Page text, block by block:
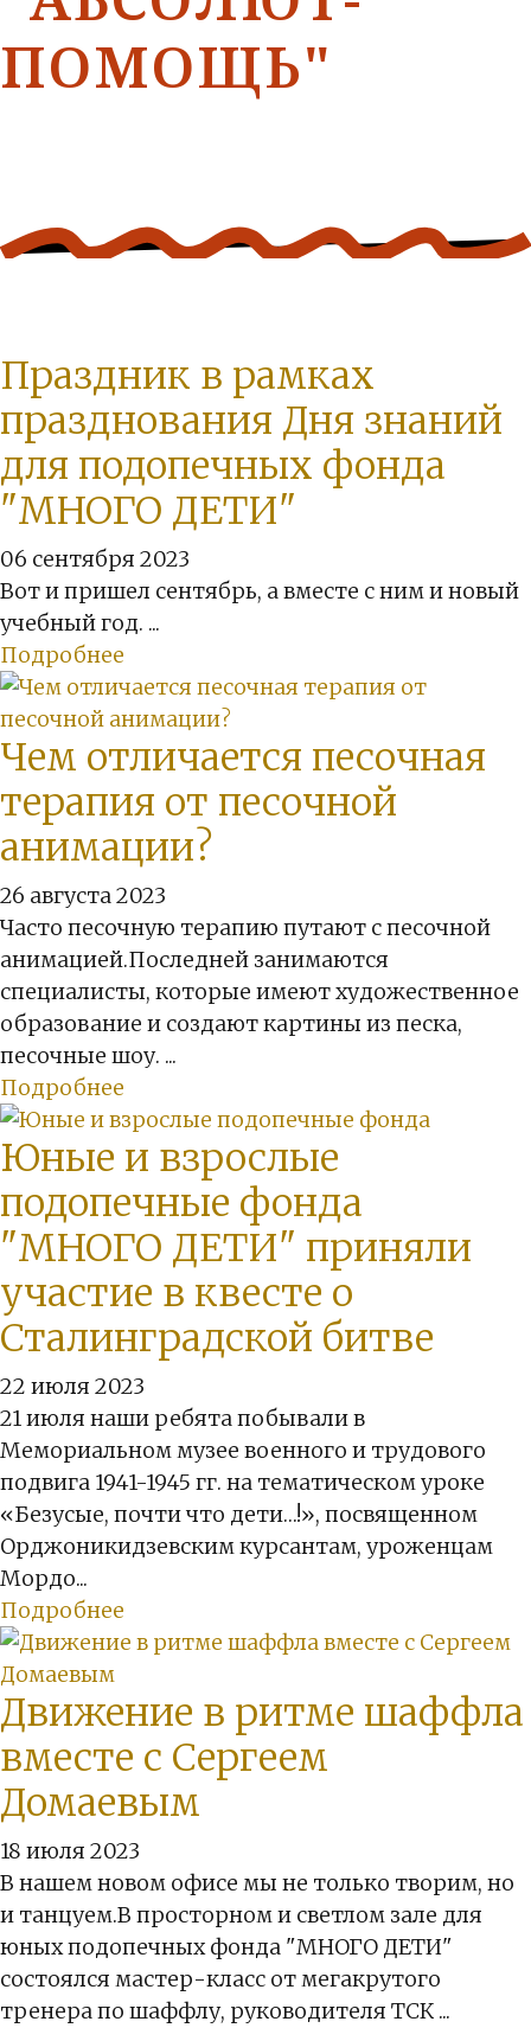
ПОМОЩЬ"
Праздник в рамках
празднования Дня знаний
для подопечных фонда
"МНОГО ДЕТИ"
06 сентября 2023
Вот и пришел сентябрь, а вместе с ним и новый
учебный год. ...
Подробнее
Чем отличается песочная
терапия от песочной
анимации?
26 августа 2023
Часто песочную терапию путают с песочной
анимацией.Последней занимаются
специалисты, которые имеют художественное
образование и создают картины из песка,
песочные шоу. ...
Подробнее
Юные и взрослые
подопечные фонда
"МНОГО ДЕТИ" приняли
участие в квесте о
Сталинградской битве
22 июля 2023
21 июля наши ребята побывали в
Мемориальном музее военного и трудового
подвига 1941-1945 гг. на тематическом уроке
«Безусые, почти что дети…!», посвященном
Орджоникидзевским курсантам, уроженцам
Мордо...
Подробнее
Движение в ритме шаффла
вместе с Сергеем
Домаевым
18 июля 2023
В нашем новом офисе мы не только творим, но
и танцуем.В просторном и светлом зале для
юных подопечных фонда "МНОГО ДЕТИ"
состоялся мастер-класс от мегакрутого
тренера по шаффлу, руководителя ТСК ...